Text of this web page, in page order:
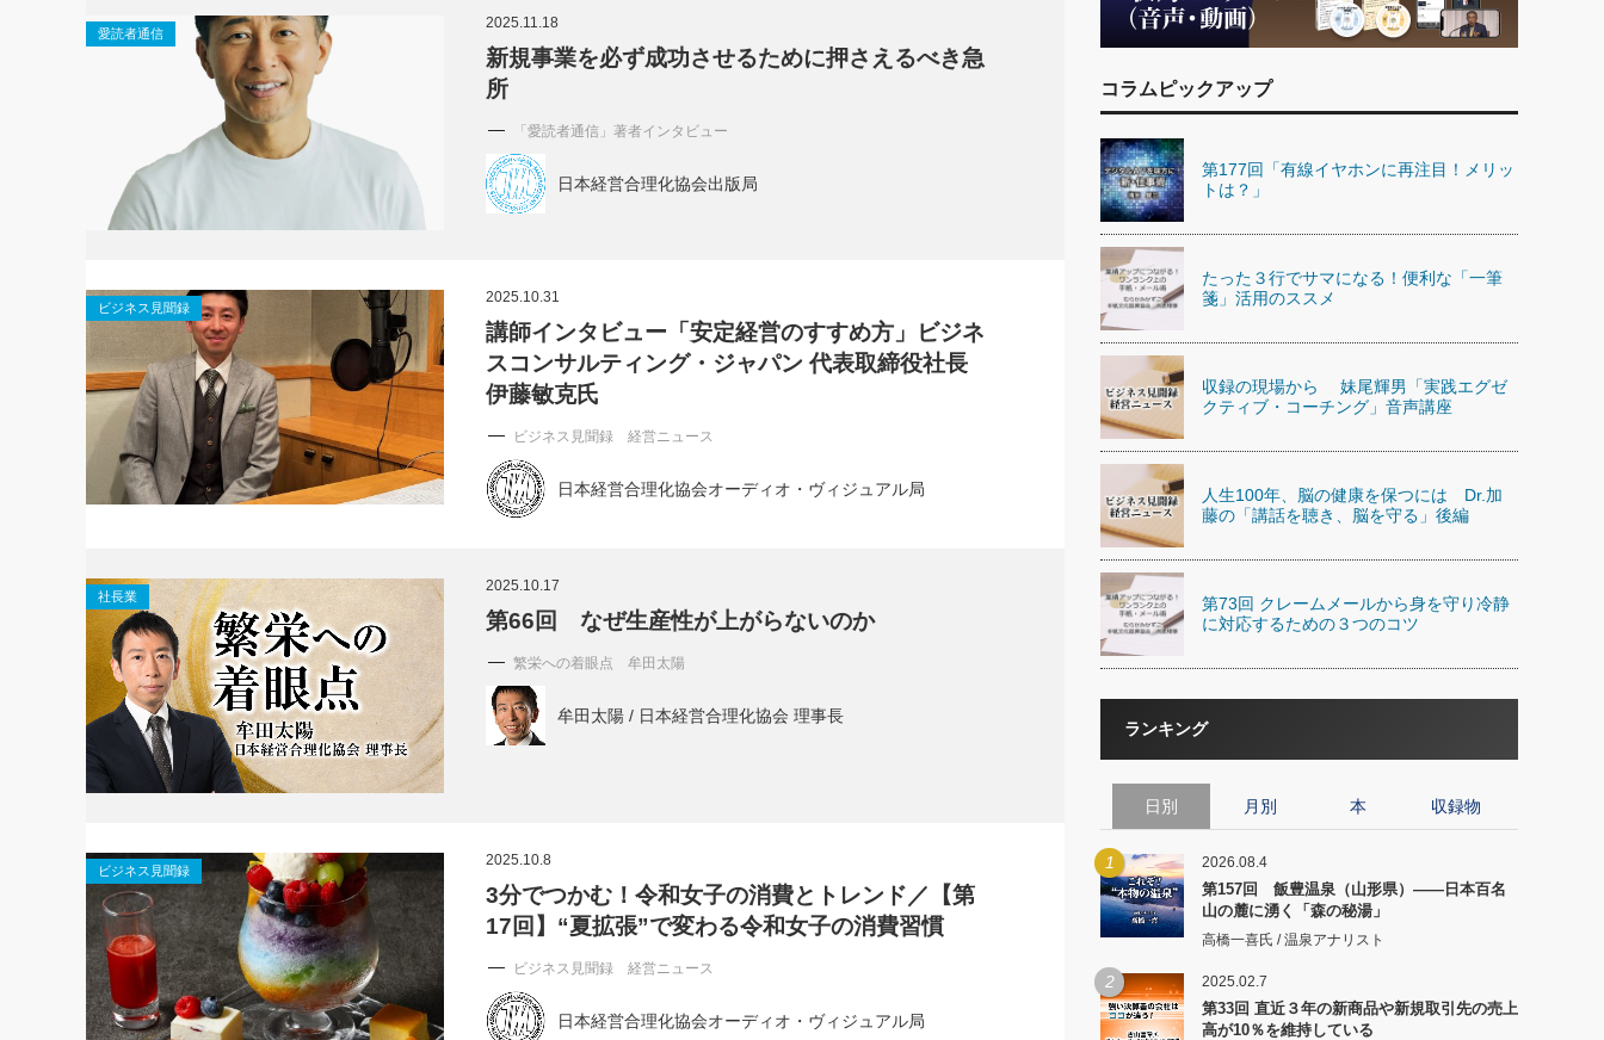
酒井英之の社長のビジョン実現道場(10)
高橋一喜の『これぞ！"本物の温泉"』(157)
愛読者通信
2025.11.18
新規事業を必ず成功させるために押さえるべき急
所
「愛読者通信」著者インタビュー
日本経営合理化協会出版局
ビジネス見聞録
2025.10.31
講師インタビュー「安定経営のすすめ方」ビジネ
スコンサルティング・ジャパン 代表取締役社長
伊藤敏克氏
ビジネス見聞録 経営ニュース
日本経営合理化協会オーディオ・ヴィジュアル局
社長業
2025.10.17
第66回 なぜ生産性が上がらないのか
繁栄への着眼点 牟田太陽
牟田太陽 / 日本経営合理化協会 理事長
ビジネス見聞録
2025.10.8
3分でつかむ！令和女子の消費とトレンド／【第
17回】“夏拡張”で変わる令和女子の消費習慣
ビジネス見聞録 経営ニュース
日本経営合理化協会オーディオ・ヴィジュアル局
コラムピックアップ
第177回「有線イヤホンに再注目！メリッ
トは？」
たった３行でサマになる！便利な「一筆
箋」活用のススメ
収録の現場から 妹尾輝男「実践エグゼ
クティブ・コーチング」音声講座
人生100年、脳の健康を保つには Dr.加
藤の「講話を聴き、脳を守る」後編
第73回 クレームメールから身を守り冷静
に対応するための３つのコツ
ランキング
日別 月別 本 収録物
1 2026.08.4
第157回 飯豊温泉（山形県）――日本百名
山の麓に湧く「森の秘湯」
高橋一喜氏 / 温泉アナリスト
2 2025.02.7
第33回 直近３年の新商品や新規取引先の売上
高が10％を維持している